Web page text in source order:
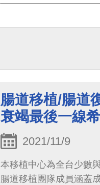
腸道移植/腸道
衰竭最後一線
2021/11/9
本移植中心為全台少數
腸道移植團隊成員涵蓋